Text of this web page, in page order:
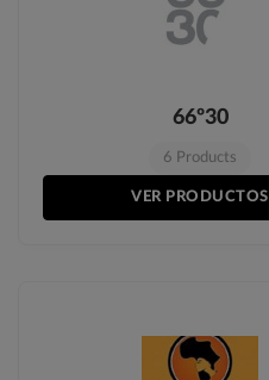
66º30
6 Products
VER PRODUCTOS